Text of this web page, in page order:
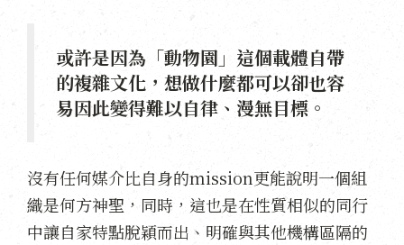
或許是因為「動物園」這個載體自帶
的複雜文化，想做什麼都可以卻也容
易因此變得難以自律、漫無目標。
沒有任何媒介比自身的mission更能說明一個組
織是何方神聖，同時，這也是在性質相似的同行
中讓自家特點脫穎而出、明確與其他機構區隔的